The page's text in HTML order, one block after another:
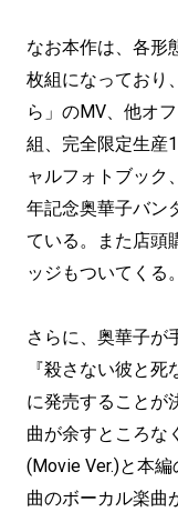
なお本作は、各形
枚組になっており
ら」のMV、他オ
組、完全限定生産
ャルフォトブック
年記念奥華子バン
ている。また店頭
ッジもついてくる。
さらに、奥華子が
『殺さない彼と
に発売することが
曲が余すところな
(Movie Ver.)と本
曲のボーカル楽曲